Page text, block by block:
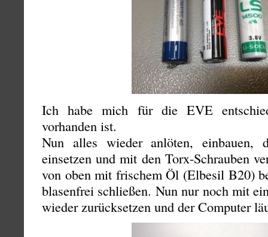
Ich habe mich für die EVE
vorhanden ist.
Nun alles wieder anlöten, einbauen,
einsetzen und mit den Torx-Schrauben
von oben mit frischem Öl (Elbesil B20)
blasenfrei schließen. Nun nur noch mit
wieder zurücksetzen und der Computer